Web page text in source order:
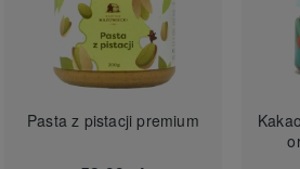
Pasta z pistacji premium